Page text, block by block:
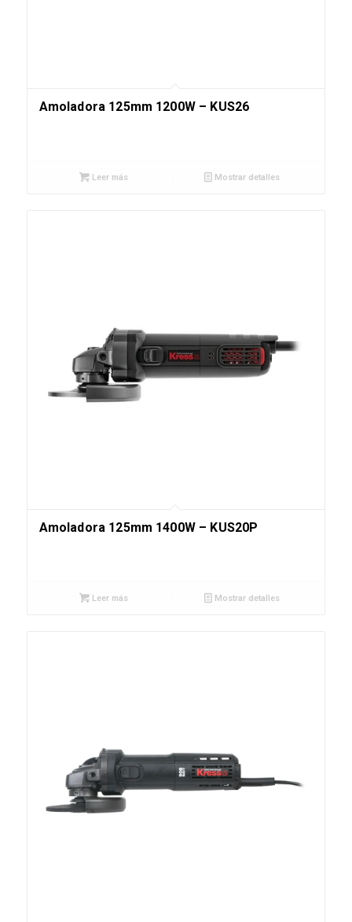
Amoladora 125mm 1200W – KUS26
Leer más Mostrar detalles
Amoladora 125mm 1400W – KUS20P
Leer más Mostrar detalles